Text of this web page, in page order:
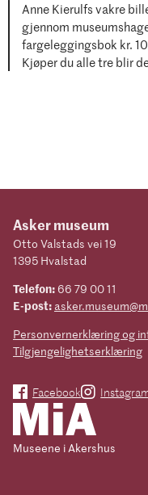
Anne Kierulfs vakre
gjennom
fargeleggingsbok kr.
Kjøper du alle tre blir
Asker museum
Otto Valstads vei 19
1395 Hvalstad
Telefon: 66 79 00 11
E-post:
Personvernerklæring og
Tilgjengelighetserklæring
Facebook
Museene i Akershus